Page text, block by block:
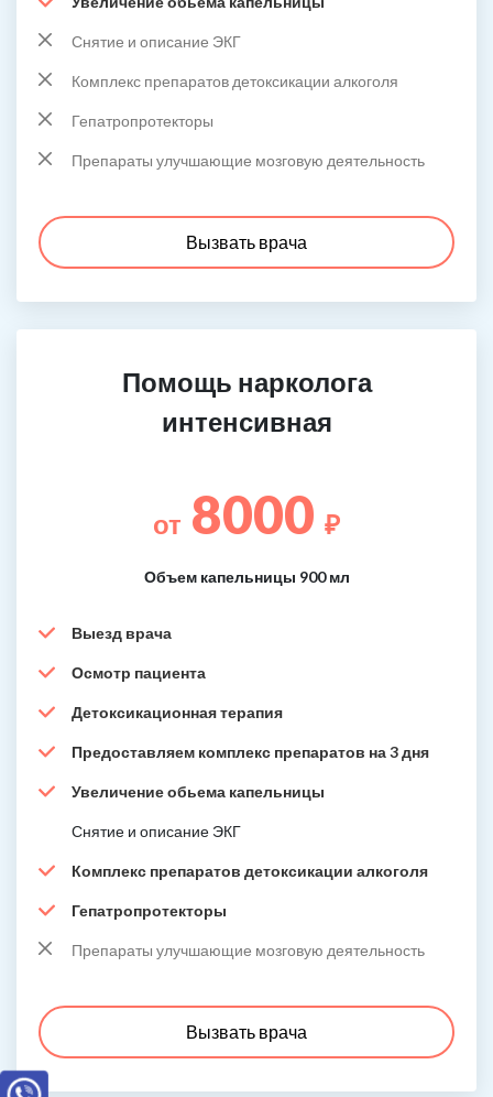
Снятие и описание ЭКГ
Комплекс препаратов детоксикации алкоголя
Гепатропротекторы
Препараты улучшающие мозговую деятельность
Вызвать врача
Помощь нарколога
интенсивная
от 8000 ₽
Объем капельницы 900 мл
Выезд врача
Осмотр пациента
Детоксикационная терапия
Предоставляем комплекс препаратов на 3 дня
Увеличение обьема капельницы
Снятие и описание ЭКГ
Комплекс препаратов детоксикации алкоголя
Гепатропротекторы
Препараты улучшающие мозговую деятельность
Вызвать врача